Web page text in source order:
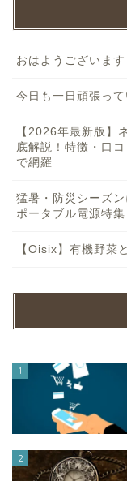
おはようございます
今日も一日頑張って
【2026年最新版】
底解説！特徴・口
で網羅
猛暑・防災シーズ
ポータブル電源特集
【Oisix】有機野菜
1
2